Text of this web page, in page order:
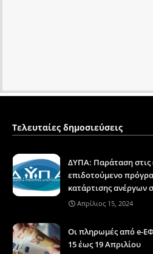
Τελευταίες δημοσιεύσεις
ΔΥΠΑ: Παράταση στις
επιδοτούμενο
κατάρτισης ανέργων
Απρίλιος 15, 2024
Οι πληρωμές από e-
15 έως 19 Απριλίου